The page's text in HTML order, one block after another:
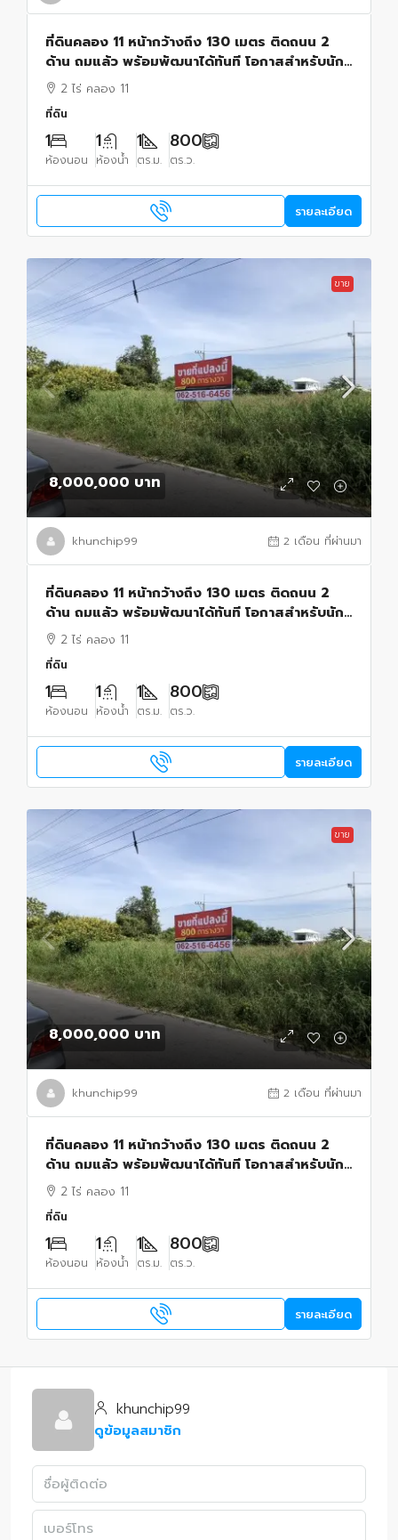
ที่ดินคลอง 11 หน้ากว้างถึง 130 เมตร ติดถนน 2
ด้าน ถมแล้ว พร้อมพัฒนาได้ทันที โอกาสสำหรับนัก
ลงทุน ผู้พัฒนาอสังหาริมทรัพย์ และเจ้าของกิจการ
2 ไร่ คลอง 11
ที่ดิน
1
ห้องนอน
1
ห้องน้ำ
1
ตร.ม.
800
ตร.ว.
รายละเอียด
ขาย
8,000,000 บาท
khunchip99 2 เดือน ที่ผ่านมา
ที่ดินคลอง 11 หน้ากว้างถึง 130 เมตร ติดถนน 2
ด้าน ถมแล้ว พร้อมพัฒนาได้ทันที โอกาสสำหรับนัก
ลงทุน ผู้พัฒนาอสังหาริมทรัพย์ และเจ้าของกิจการ
2 ไร่ คลอง 11
ที่ดิน
1
ห้องนอน
1
ห้องน้ำ
1
ตร.ม.
800
ตร.ว.
รายละเอียด
ขาย
8,000,000 บาท
khunchip99 2 เดือน ที่ผ่านมา
ที่ดินคลอง 11 หน้ากว้างถึง 130 เมตร ติดถนน 2
ด้าน ถมแล้ว พร้อมพัฒนาได้ทันที โอกาสสำหรับนัก
ลงทุน ผู้พัฒนาอสังหาริมทรัพย์ และเจ้าของกิจการ
2 ไร่ คลอง 11
ที่ดิน
1
ห้องนอน
1
ห้องน้ำ
1
ตร.ม.
800
ตร.ว.
รายละเอียด
khunchip99
ดูข้อมูลสมาชิก